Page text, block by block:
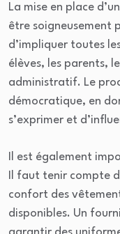
La mise en place
être soigneusement
d’impliquer toutes
élèves, les parents,
administratif. Le
démocratique, en
s’exprimer et
Il est également
Il faut tenir compte
confort des
disponibles. Un